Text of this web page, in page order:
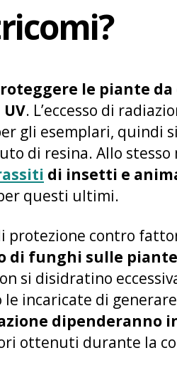
le piante
. L’eccesso di
gli esemplari, quindi
di resina. Allo stesso
di insetti e
questi ultimi.
protezione contro
di funghi sulle piante
si disidratino
incaricate di
dipenderanno
ottenuti durante la